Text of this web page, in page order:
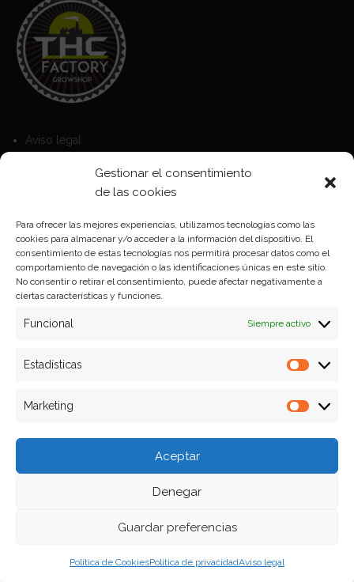
Gestionar el consentimiento
de las cookies
Para ofrecer las mejores experiencias, utilizamos tecnologías como las
cookies para almacenar y/o acceder a la información del dispositivo. El
consentimiento de estas tecnologías nos permitirá procesar datos como el
comportamiento de navegación o las identificaciones únicas en este sitio.
No consentir o retirar el consentimiento, puede afectar negativamente a
ciertas características y funciones.
Funcional Siempre activo
Estadísticas
Marketing
Aceptar
Denegar
Guardar preferencias
Política de CookiesPolítica de privacidadAviso legal
Aviso legal
Política de privacidad
Formas de pago
Plazos y condiciones de envio
Politica de devoluciones